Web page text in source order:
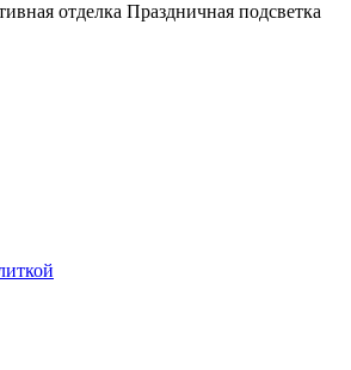
отделка Праздничная подсветка